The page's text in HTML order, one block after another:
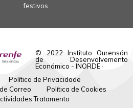
festivos.
© 2022 Instituto Ourensán
de Desenvolvemento
Económico - INORDE ·
Política de Privacidade
Correo
Política de Cookies
Tratamento